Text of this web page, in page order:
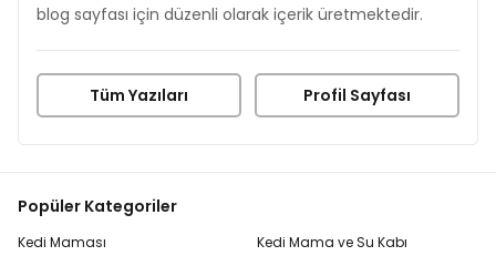
blog sayfası için düzenli olarak içerik üretmektedir.
Tüm Yazıları Profil Sayfası
Popüler Kategoriler
Kedi Maması
Kedi Mama ve Su Kabı